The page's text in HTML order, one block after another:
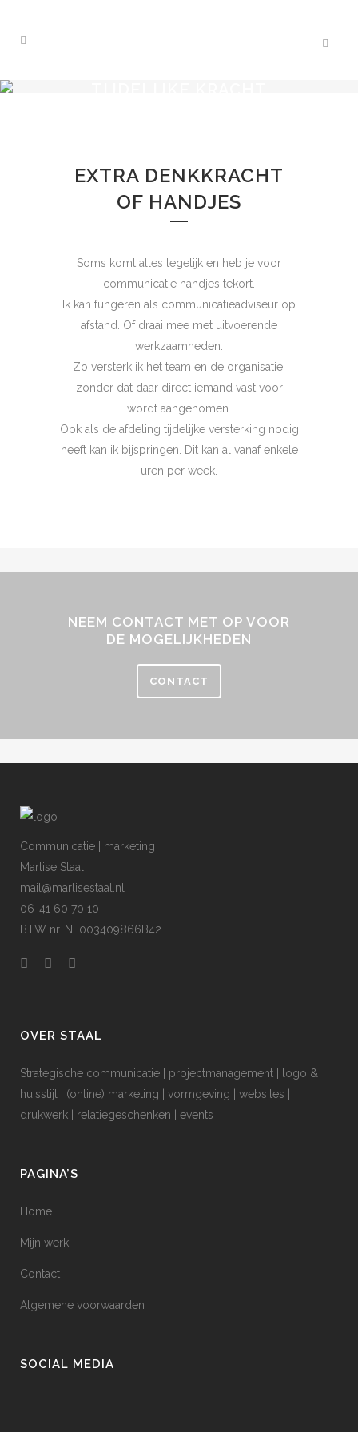
EXTRA DENKKRACHT
OF HANDJES
Soms komt alles tegelijk en heb je voor
communicatie handjes tekort.
Ik kan fungeren als communicatieadviseur op
afstand. Of draai mee met uitvoerende
werkzaamheden.
Zo versterk ik het team en de organisatie,
zonder dat daar direct iemand vast voor
wordt aangenomen.
Ook als de afdeling tijdelijke versterking nodig
heeft kan ik bijspringen. Dit kan al vanaf enkele
uren per week.
NEEM CONTACT MET OP VOOR
DE MOGELIJKHEDEN
CONTACT
Communicatie | marketing
Marlise Staal
mail@marlisestaal.nl
06-41 60 70 10
BTW nr. NL003409866B42
OVER STAAL
Strategische communicatie | projectmanagement | logo &
huisstijl | (online) marketing | vormgeving | websites |
drukwerk | relatiegeschenken | events
PAGINA’S
Home
Mijn werk
Contact
Algemene voorwaarden
SOCIAL MEDIA